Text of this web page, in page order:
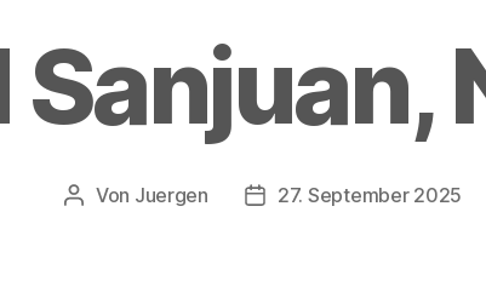
Beitragsautor
Von Juergen Beitragsdatum
27. September 2025